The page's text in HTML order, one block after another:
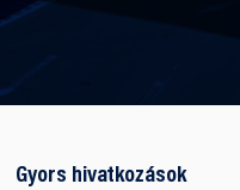
Gyors hivatkozások